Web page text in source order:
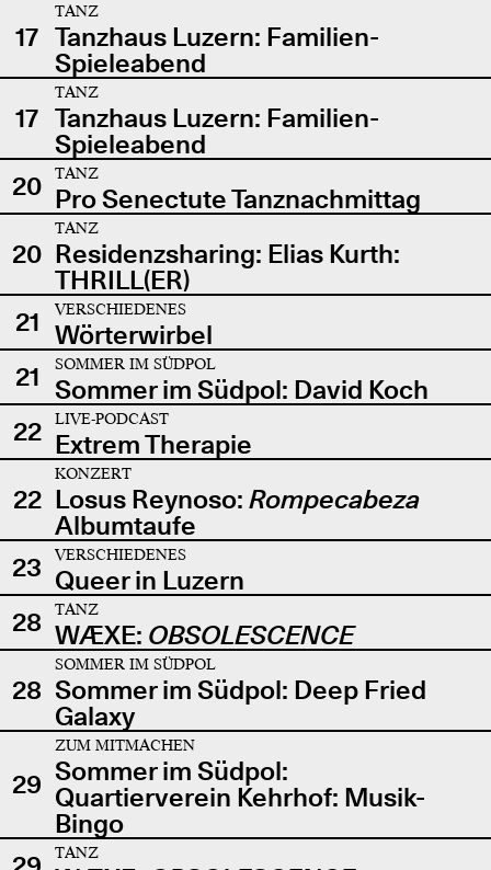
17
TANZ
Tanzhaus Luzern: Familien-
Spieleabend
17
TANZ
Tanzhaus Luzern: Familien-
Spieleabend
20
TANZ
Pro Senectute Tanznachmittag
20
TANZ
Residenzsharing: Elias Kurth:
THRILL(ER)
21
VERSCHIEDENES
Wörterwirbel
21
SOMMER IM SÜDPOL
Sommer im Südpol: David Koch
22
LIVE-PODCAST
Extrem Therapie
22
KONZERT
Losus Reynoso: Rompecabeza
Albumtaufe
23
VERSCHIEDENES
Queer in Luzern
28
TANZ
WÆXE: OBSOLESCENCE
28
SOMMER IM SÜDPOL
Sommer im Südpol: Deep Fried
Galaxy
29
ZUM MITMACHEN
Sommer im Südpol:
Quartierverein Kehrhof: Musik-
Bingo
TANZ